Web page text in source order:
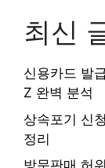
최신
신용카드 발
Z 완벽 분석
상속포기 신
정리